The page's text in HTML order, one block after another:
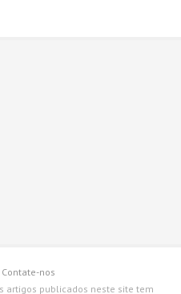
Contate-nos
artigos publicados neste site tem